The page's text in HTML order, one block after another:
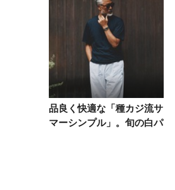
品良く快適な「種カジ流サ
マーシンプル」。旬の白パ